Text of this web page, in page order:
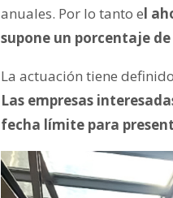
anuales. Por lo tanto el
supone un porcentaje
La actuación tiene
Las empresas
fecha límite para